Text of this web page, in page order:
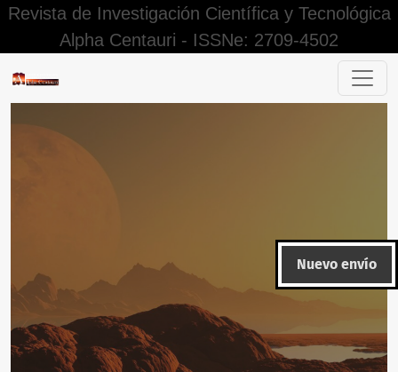
Revista de Investigación Científica y Tecnológica
Alpha Centauri - ISSNe: 2709-4502
Nuevo envío